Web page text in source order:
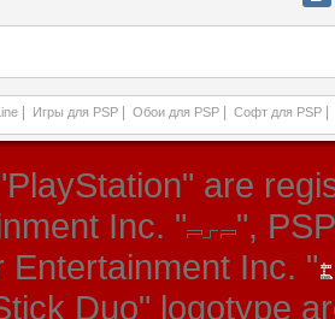
Игры для PSP Обои для PSP Софт для PSP
are
Inc. "
",
Entertainment Inc. "
Duo" logotype